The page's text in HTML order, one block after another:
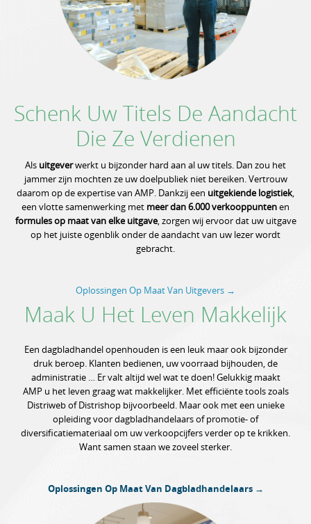
Contact
Schenk Uw Titels De Aandacht
Die Ze Verdienen
Als uitgeverwerkt u bijzonder hard aan al uw titels. Dan zou het
jammer zijn mochten ze uw doelpubliek niet bereiken. Vertrouw
daarom op de expertise van AMP. Dankzij een uitgekiende logistiek,
een vlotte samenwerking met meer dan 6.000 verkooppuntenen
formules op maat van elke uitgave, zorgen wij ervoor dat uw uitgave
op het juiste ogenblik onder de aandacht van uw lezer wordt
gebracht.
Oplossingen Op Maat Van Uitgevers →
Maak U Het Leven Makkelijk
Een dagbladhandel openhouden is een leuk maar ook bijzonder
druk beroep. Klanten bedienen, uw voorraad bijhouden, de
administratie … Er valt altijd wel wat te doen! Gelukkig maakt
AMP u het leven graag wat makkelijker. Met efficiënte tools zoals
Distriweb of Distrishop bijvoorbeeld. Maar ook met een unieke
opleiding voor dagbladhandelaars of promotie- of
diversificatiemateriaal om uw verkoopcijfers verder op te krikken.
Want samen staan we zoveel sterker.
Oplossingen Op Maat Van Dagbladhandelaars →